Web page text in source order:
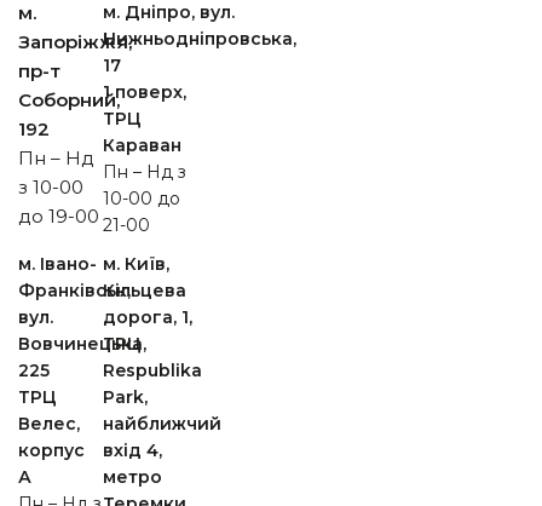
м.
Запоріжжя,
пр-т
Cоборний,
192
Пн – Нд
з 10-00
до 19-00
м. Дніпро, вул.
Нижньодніпровська,
17
1 поверх,
ТРЦ
Караван
Пн – Нд з
10-00 до
21-00
м. Івано-
Франківськ,
вул.
Вовчинецька,
225
ТРЦ
Велес,
корпус
А
м. Київ,
Кільцева
дорога, 1,
ТРЦ
Respublika
Park,
найближчий
вхід 4,
метро